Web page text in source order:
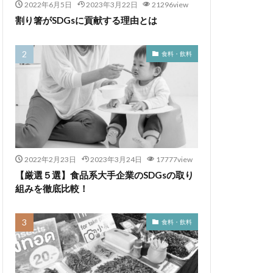
2022年6月5日 2023年3月22日 21296view
割り箸がSDGsに貢献する理由とは
食料・飲料
2022年2月23日 2023年3月24日 17777view
【厳選５選】食品系大手企業のSDGsの取り
組みを徹底比較！
食料・飲料